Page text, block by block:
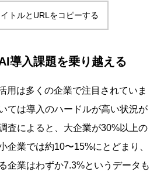
トルとURLをコピーする
導入課題を乗り越える
用は多くの企業で注目されていま
ては導入のハードルが高い状況が
査によると、大企業が30%以上の
企業では約10〜15%にとどまり、
企業はわずか7.3%というデータも